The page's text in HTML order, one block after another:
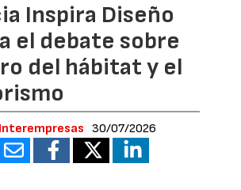
Inspira Diseño
el debate sobre
del hábitat y el
30/07/2026